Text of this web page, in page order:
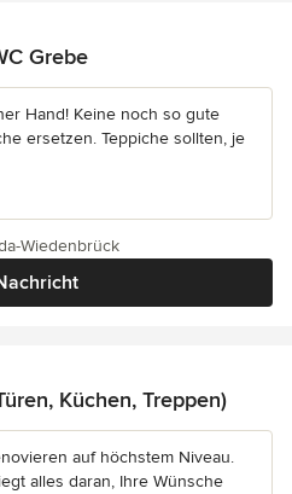
Grebe
Hand! Keine noch so gute
ersetzen. Teppiche sollten, je
Wiedenbrück
Küchen, Treppen)
auf höchstem Niveau.
alles daran, Ihre Wünsche